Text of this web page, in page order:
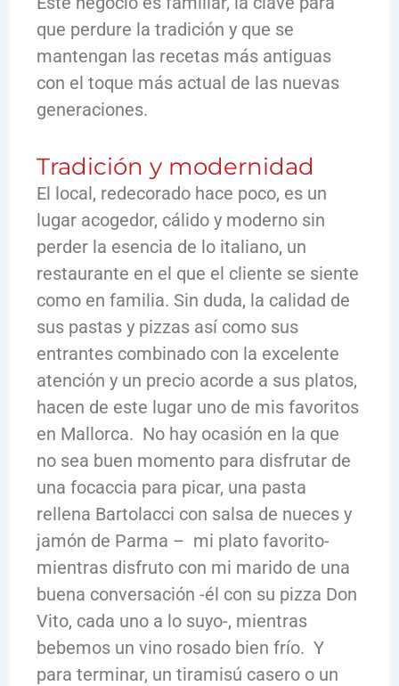
que perdure la tradición y que se
mantengan las recetas más antiguas
con el toque más actual de las nuevas
generaciones.
Tradición y modernidad
El local, redecorado hace poco, es un
lugar acogedor, cálido y moderno sin
perder la esencia de lo italiano, un
restaurante en el que el cliente se siente
como en familia. Sin duda, la calidad de
sus pastas y pizzas así como sus
entrantes combinado con la excelente
atención y un precio acorde a sus platos,
hacen de este lugar uno de mis favoritos
en Mallorca. No hay ocasión en la que
no sea buen momento para disfrutar de
una focaccia para picar, una pasta
rellena Bartolacci con salsa de nueces y
jamón de Parma – mi plato favorito-
mientras disfruto con mi marido de una
buena conversación -él con su pizza Don
Vito, cada uno a lo suyo-, mientras
bebemos un vino rosado bien frío. Y
para terminar, un tiramisú casero o un